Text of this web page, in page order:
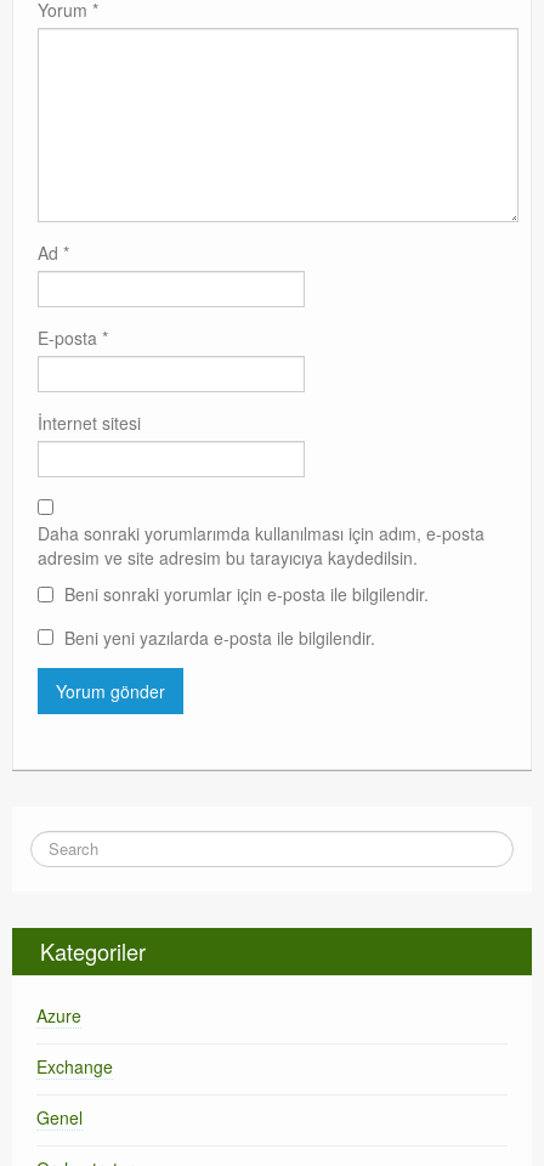
Yorum *
Ad *
E-posta *
İnternet sitesi
Daha sonraki yorumlarımda kullanılması için adım, e-posta
adresim ve site adresim bu tarayıcıya kaydedilsin.
Beni sonraki yorumlar için e-posta ile bilgilendir.
Beni yeni yazılarda e-posta ile bilgilendir.
Kategoriler
Azure
Exchange
Genel